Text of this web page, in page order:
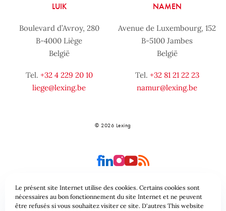
LUIK
Boulevard d’Avroy, 280
B-4000 Liège
België
Tel. +32 4 229 20 10
liege@lexing.be
NAMEN
Avenue de Luxembourg, 152
B-5100 Jambes
België
Tel. +32 81 21 22 23
namur@lexing.be
© 2026 Lexing
Site-overzicht Algemene voorwaarden
Le présent site Internet utilise des cookies. Certains cookies sont
nécessaires au bon fonctionnement du site Internet et ne peuvent
être refusés si vous souhaitez visiter ce site. D'autres This website